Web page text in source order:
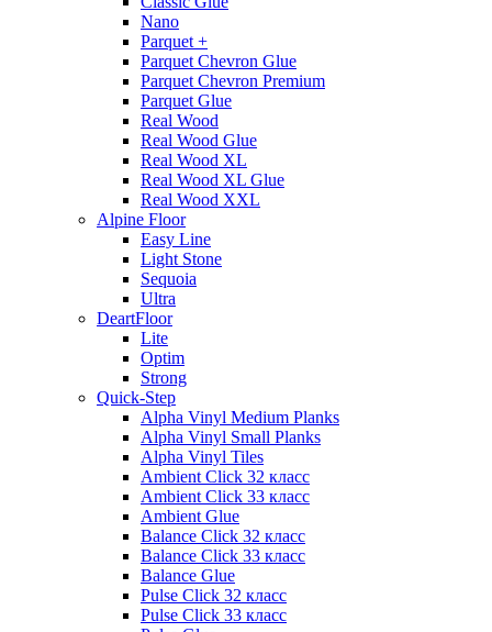
Nano
Parquet +
Parquet Chevron Glue
Parquet Chevron Premium
Parquet Glue
Real Wood
Real Wood Glue
Real Wood XL
Real Wood XL Glue
Real Wood XXL
Alpine Floor
Easy Line
Light Stone
Sequoia
Ultra
DeartFloor
Lite
Optim
Strong
Quick-Step
Alpha Vinyl Medium Planks
Alpha Vinyl Small Planks
Alpha Vinyl Tiles
Ambient Click 32 класс
Ambient Click 33 класс
Ambient Glue
Balance Click 32 класс
Balance Click 33 класс
Balance Glue
Pulse Click 32 класс
Pulse Click 33 класс